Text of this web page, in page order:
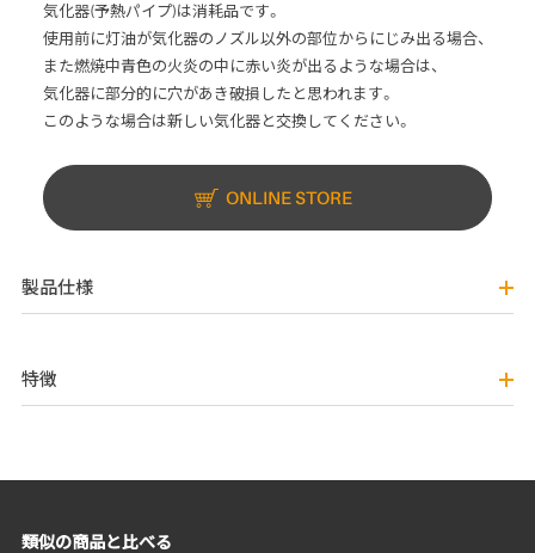
気化器(予熱パイプ)は消耗品です。
使用前に灯油が気化器のノズル以外の部位からにじみ出る場合、
また燃焼中青色の火炎の中に赤い炎が出るような場合は、
気化器に部分的に穴があき破損したと思われます。
このような場合は新しい気化器と交換してください。
ONLINE STORE
製品仕様
特徴
類似の商品と比べる